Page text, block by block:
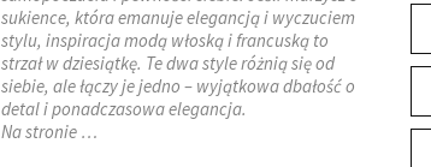
sukience, która emanuje elegancją i wyczuciem
stylu, inspiracja modą włoską i francuską to
strzał w dziesiątkę. Te dwa style różnią się od
siebie, ale łączy je jedno – wyjątkowa dbałość o
detal i ponadczasowa elegancja.
Na stronie …